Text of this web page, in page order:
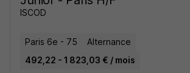
ISCOD
Paris 6e - 75
Alternance
492,22 - 1 823,03 € / mois